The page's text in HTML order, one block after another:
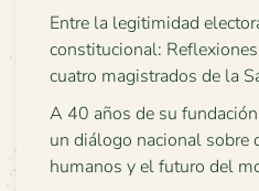
Entre la legitimidad
constitucional:
cuatro magistrados de la
A 40 años de su
un diálogo nacional sobre
humanos y el futuro del